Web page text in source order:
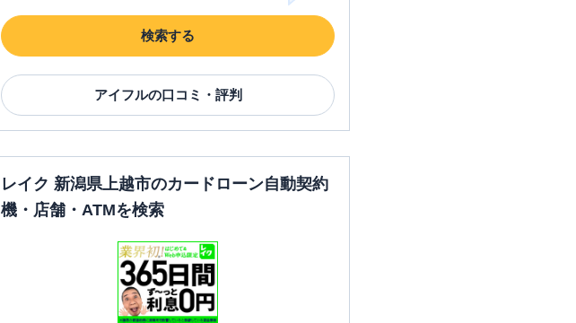
検索する
アイフルの口コミ・評判
レイク 新潟県上越市のカードローン自動契約
機・店舗・ATMを検索